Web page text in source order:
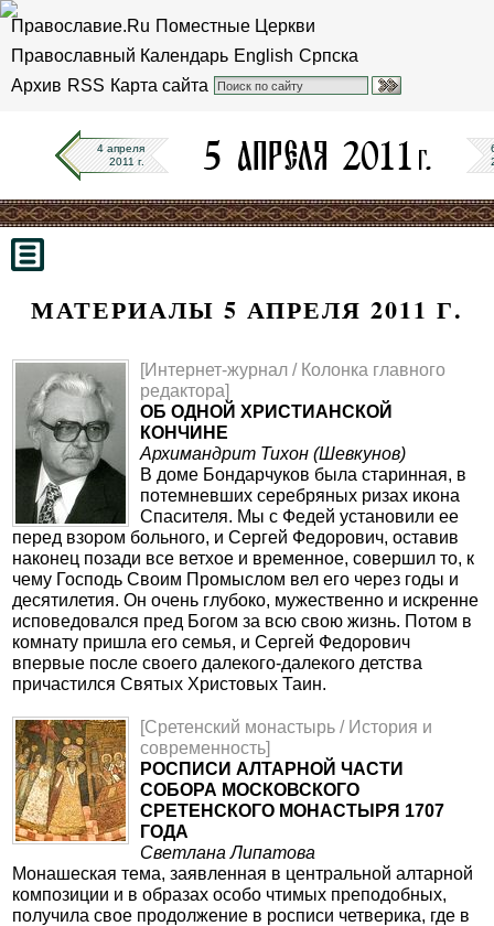
Православие.Ru Поместные Церкви
Православный Календарь English Српска
Архив RSS Карта сайта
4 апреля
2011 г.
МАТЕРИАЛЫ 5 АПРЕЛЯ 2011 Г.
[Интернет-журнал / Колонка главного
редактора]
ОБ ОДНОЙ ХРИСТИАНСКОЙ
КОНЧИНЕ
Архимандрит Тихон (Шевкунов)
В доме Бондарчуков была старинная, в
потемневших серебряных ризах икона
Спасителя. Мы с Федей установили ее
перед взором больного, и Сергей Федорович, оставив
наконец позади все ветхое и временное, совершил то, к
чему Господь Своим Промыслом вел его через годы и
десятилетия. Он очень глубоко, мужественно и искренне
исповедовался пред Богом за всю свою жизнь. Потом в
комнату пришла его семья, и Сергей Федорович
впервые после своего далекого-далекого детства
причастился Святых Христовых Таин.
[Сретенский монастырь / История и
современность]
РОСПИСИ АЛТАРНОЙ ЧАСТИ
СОБОРА МОСКОВСКОГО
СРЕТЕНСКОГО МОНАСТЫРЯ 1707
ГОДА
Светлана Липатова
Монашеская тема, заявленная в центральной алтарной
композиции и в образах особо чтимых преподобных,
получила свое продолжение в росписи четверика, где в